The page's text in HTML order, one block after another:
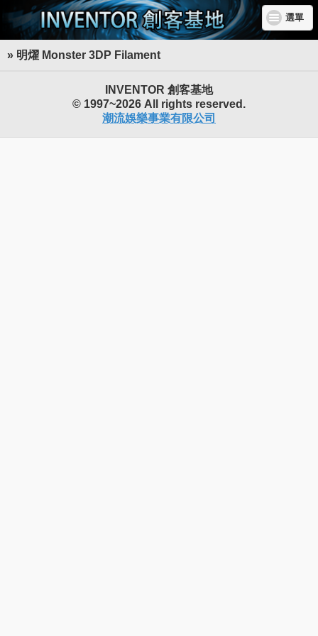
選單
» 明燿 Monster 3DP Filament
INVENTOR 創客基地
© 1997~2026 All rights reserved.
潮流娛樂事業有限公司